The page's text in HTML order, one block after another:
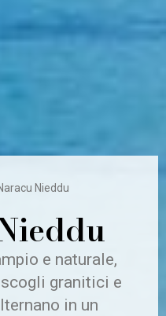
Nieddu
e naturale,
granitici e
in un